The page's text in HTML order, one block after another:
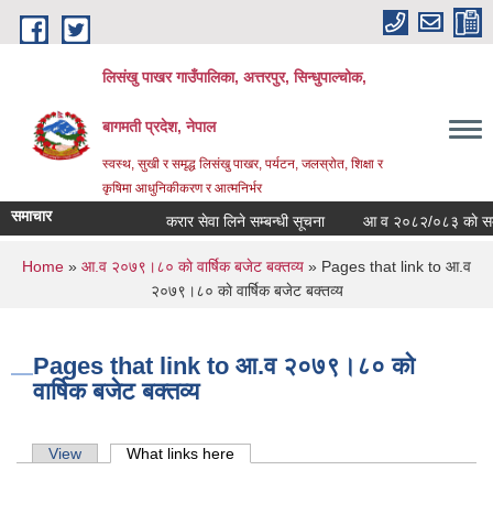
Skip to main content
लिसंखु पाखर गाउँपालिका, अत्तरपुर, सिन्धुपाल्चोक,
बागमती प्रदेश, नेपाल
स्वस्थ, सुखी र समृद्ध लिसंखु पाखर, पर्यटन, जलस्रोत, शिक्षा र
कृषिमा आधुनिकीकरण र आत्मनिर्भर
समाचार करार सेवा लिने सम्बन्धी सूचना आ व २०८२/०८३ काे
You are here
Home » आ.व २०७९।८० काे वार्षिक बजेट बक्तव्य » Pages that link to आ.व
२०७९।८० काे वार्षिक बजेट बक्तव्य
Pages that link to आ.व २०७९।८० काे
वार्षिक बजेट बक्तव्य
Primary tabs
View What links here